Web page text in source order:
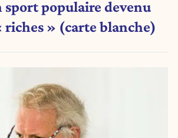
sport populaire devenu
riches » (carte blanche)